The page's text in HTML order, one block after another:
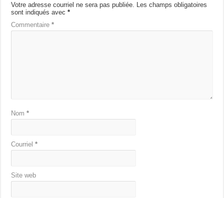
Votre adresse courriel ne sera pas publiée. Les champs obligatoires
sont indiqués avec*
Commentaire*
Nom*
Courriel*
Site web